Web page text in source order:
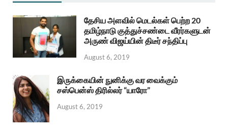
தேசிய அளவில் மெடல்கள் பெற்ற 20
தமிழ்நாடு குத்துச்சண்டை வீரர்களுடன்
அருண் விஜய்யின் திடீர் சந்திப்பு
August 6, 2019
இருக்கையின் நுனிக்கு வர வைக்கும்
சஸ்பென்ஸ் திரில்லர் “யாரோ”
August 6, 2019